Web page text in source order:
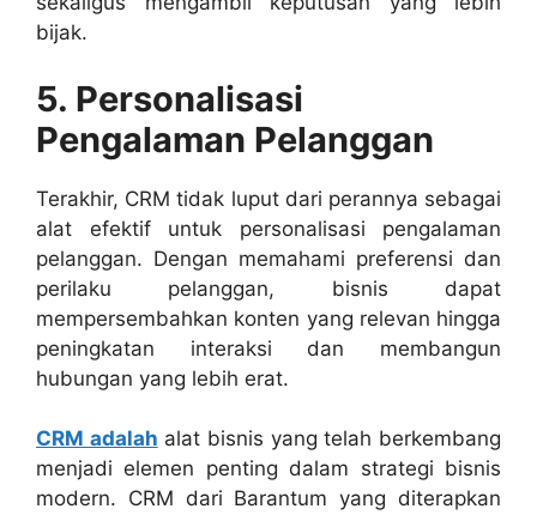
bijak.
5. Personalisasi
Pengalaman Pelanggan
Terakhir, CRM tidak luput dari perannya sebagai
alat efektif untuk personalisasi pengalaman
pelanggan. Dengan memahami preferensi dan
perilaku pelanggan, bisnis dapat
mempersembahkan konten yang relevan hingga
peningkatan interaksi dan membangun
hubungan yang lebih erat.
CRM adalah alat bisnis yang telah berkembang
menjadi elemen penting dalam strategi bisnis
modern. CRM dari Barantum yang diterapkan